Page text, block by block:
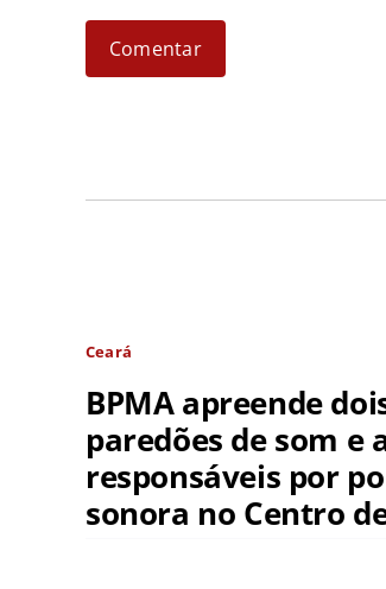
Ceará
BPMA apreende
paredões de som e
responsáveis por
sonora no Centro